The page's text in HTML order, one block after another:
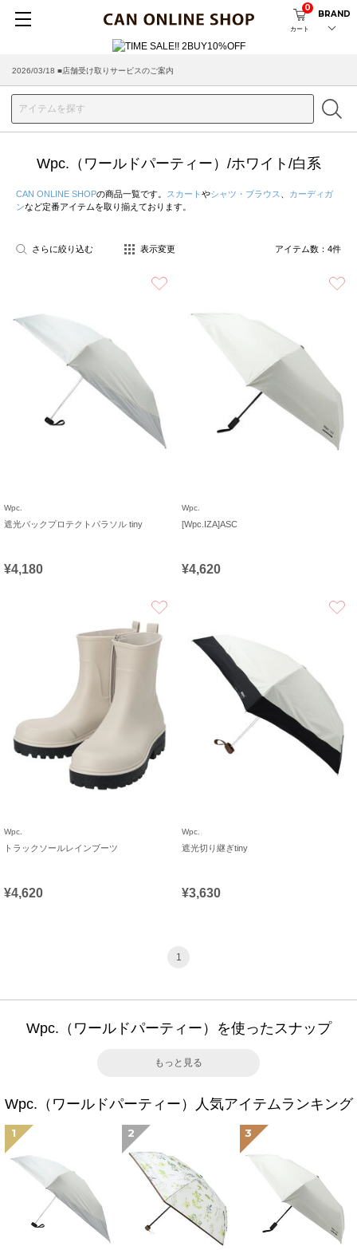
カート
0
BRAND
2026/03/18 ■店舗受け取りサービスのご案内
Wpc.（ワールドパーティー）/ホワイト/白系
CAN ONLINE SHOPの商品一覧です。 スカート やシャツ・ブラウス
カーディガ
ンなど定番アイテムを取り揃えております。
さらに絞り込む 表示変更 アイテム数： 4件
Wpc.
遮光バックプロテクトパラソル tiny
¥4,180
Wpc.
[Wpc.IZA]ASC
¥4,620
Wpc.
トラックソールレインブーツ
¥4,620
Wpc.
遮光切り継ぎtiny
¥3,630
1
Wpc.（ワールドパーティー）を使ったスナップ
もっと見る
Wpc.（ワールドパーティー）人気アイテムランキング
1 2 3